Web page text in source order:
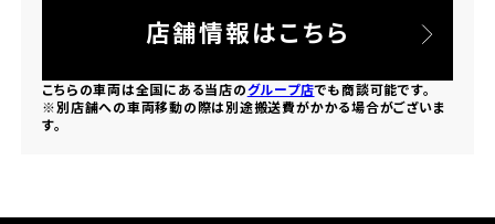
店舗情報はこちら
こちらの車両は全国にある当店のグループ店でも商談可能です。
※別店舗への車両移動の際は別途搬送費がかかる場合がございま
す。